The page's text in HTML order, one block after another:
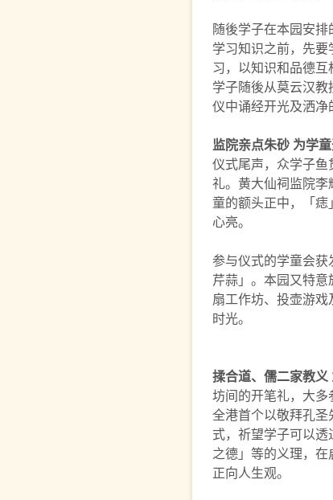
随後学子在本园安
学习知识之前，先
习，以知识和品德互
学子随後从莫云汉
仪中诵经开光及洒净
监院亲点朱砂 为学
仪式尾声，众学子
礼。黄大仙祠监院
童的额头正中，「
心亮。
参与仪式的学童会
芹蒜」。本园又特
扇工作坊、投壶游
时光。
揉合道、儒二家教
坊间的开笔礼，大
全港首个以敬拜孔
式，祈望学子可以
之德」等的义理，
正向人生观。